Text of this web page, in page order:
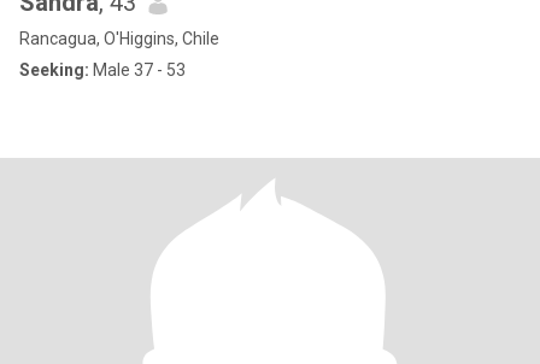
Rancagua, O'Higgins, Chile
Seeking: Male 37 - 53